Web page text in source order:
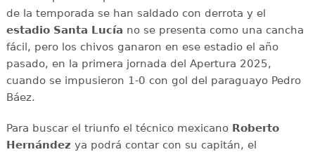
de la temporada se han saldado con derrota y el
estadio Santa Lucía no se presenta como una cancha
fácil, pero los chivos ganaron en ese estadio el año
pasado, en la primera jornada del Apertura 2025,
cuando se impusieron 1-0 con gol del paraguayo Pedro
Báez.
Para buscar el triunfo el técnico mexicano Roberto
Hernández ya podrá contar con su capitán, el